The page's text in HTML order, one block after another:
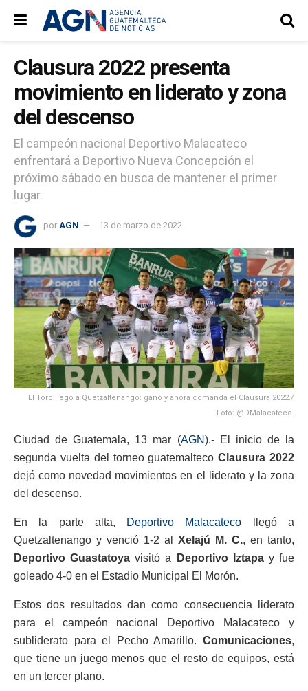
Clausura 2022 presenta
movimiento en liderato y zona
del descenso
El campeón nacional Deportivo Malacateco
enfrentará a Deportivo Nueva Concepción el
próximo sábado en busca de mantener el primer
lugar.
por AGN 13 de marzo de 2022
El Toro llegó a Quetzaltenango: ganó y ahora comanda el Clausura 2022./
Foto: @DMalacateco.
Ciudad de Guatemala, 13 mar (AGN).- El inicio de la
segunda vuelta del torneo guatemaltecoClausura 2022
dejó como novedad movimientos en el liderato y la zona
del descenso.
En la parte alta, Deportivo Malacateco llegó a
Quetzaltenango y venció 1-2 al Xelajú M. C., en tanto,
Deportivo Guastatoya visitó a Deportivo Iztapay fue
goleado 4-0 en el Estadio Municipal El Morón.
Estos dos resultados dan como consecuencia liderato
para el campeón nacional Deportivo Malacateco y
subliderato para el Pecho Amarillo. Comunicaciones,
que tiene un juego menos que el resto de equipos, está
en un tercer plano.